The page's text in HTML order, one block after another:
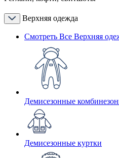
Верхняя одежда
Смотреть Все Верхняя
Демисезонные
Демисезонные куртки